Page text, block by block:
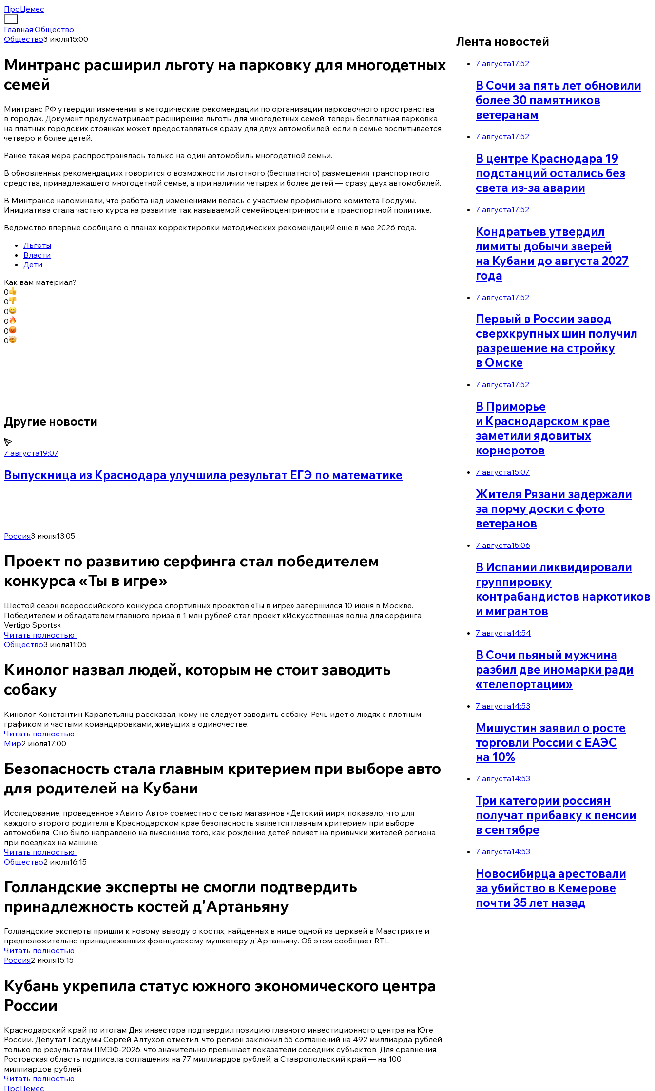
ПроЦемес
Лента новостей
7 августа17:52
В Сочи за пять лет обновили
более 30 памятников
ветеранам
7 августа17:52
В центре Краснодара 19
подстанций остались без
света из-за аварии
7 августа17:52
Кондратьев утвердил
лимиты добычи зверей
на Кубани до августа 2027
года
7 августа17:52
Первый в России завод
сверхкрупных шин получил
разрешение на стройку
в Омске
7 августа17:52
В Приморье
и Краснодарском крае
заметили ядовитых
корнеротов
7 августа15:07
Жителя Рязани задержали
за порчу доски с фото
ветеранов
7 августа15:06
В Испании ликвидировали
группировку
контрабандистов наркотиков
и мигрантов
7 августа14:54
В Сочи пьяный мужчина
разбил две иномарки ради
«телепортации»
7 августа14:53
Мишустин заявил о росте
торговли России с ЕАЭС
на 10%
7 августа14:53
Три категории россиян
получат прибавку к пенсии
в сентябре
7 августа14:53
Новосибирца арестовали
за убийство в Кемерове
почти 35 лет назад
Главная·Общество
Общество3 июля15:00
Минтранс расширил льготу на парковку для многодетных
семей
Минтранс РФ утвердил изменения в методические рекомендации по организации парковочного пространства
в городах. Документ предусматривает расширение льготы для многодетных семей: теперь бесплатная парковка
на платных городских стоянках может предоставляться сразу для двух автомобилей, если в семье воспитывается
четверо и более детей.
Ранее такая мера распространялась только на один автомобиль многодетной семьи.
В обновленных рекомендациях говорится о возможности льготного (бесплатного) размещения транспортного
средства, принадлежащего многодетной семье, а при наличии четырех и более детей — сразу двух автомобилей.
В Минтрансе напоминали, что работа над изменениями велась с участием профильного комитета Госдумы.
Инициатива стала частью курса на развитие так называемой семейноцентричности в транспортной политике.
Ведомство впервые сообщало о планах корректировки методических рекомендаций еще в мае 2026 года.
Льготы
Власти
Дети
Как вам материал?
0
0
0
0
0
0
Другие новости
7 августа19:07
Выпускница из Краснодара улучшила результат ЕГЭ по математике
Россия3 июля13:05
Проект по развитию серфинга стал победителем
конкурса «Ты в игре»
Шестой сезон всероссийского конкурса спортивных проектов «Ты в игре» завершился 10 июня в Москве.
Победителем и обладателем главного приза в 1 млн рублей стал проект «Искусственная волна для серфинга
Vertigo Sports».
Читать полностью
Общество3 июля11:05
Кинолог назвал людей, которым не стоит заводить
собаку
Кинолог Константин Карапетьянц рассказал, кому не следует заводить собаку. Речь идет о людях с плотным
графиком и частыми командировками, живущих в одиночестве.
Читать полностью
Мир2 июля17:00
Безопасность стала главным критерием при выборе авто
для родителей на Кубани
Исследование, проведенное «Авито Авто» совместно с сетью магазинов «Детский мир», показало, что для
каждого второго родителя в Краснодарском крае безопасность является главным критерием при выборе
автомобиля. Оно было направлено на выяснение того, как рождение детей влияет на привычки жителей региона
при поездках на машине.
Читать полностью
Общество2 июля16:15
Голландские эксперты не смогли подтвердить
принадлежность костей д'Артаньяну
Голландские эксперты пришли к новому выводу о костях, найденных в нише одной из церквей в Маастрихте и
предположительно принадлежавших французскому мушкетеру д'Артаньяну. Об этом сообщает RTL.
Читать полностью
Россия2 июля15:15
Кубань укрепила статус южного экономического центра
России
Краснодарский край по итогам Дня инвестора подтвердил позицию главного инвестиционного центра на Юге
России. Депутат Госдумы Сергей Алтухов отметил, что регион заключил 55 соглашений на 492 миллиарда рублей
только по результатам ПМЭФ-2026, что значительно превышает показатели соседних субъектов. Для сравнения,
Ростовская область подписала соглашения на 77 миллиардов рублей, а Ставропольский край — на 100
миллиардов рублей.
Читать полностью
ПроЦемес